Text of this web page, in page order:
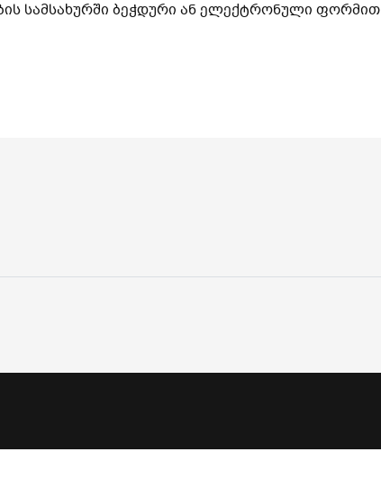
სამსახურში ბეჭდური ან ელექტრონული ფორმით